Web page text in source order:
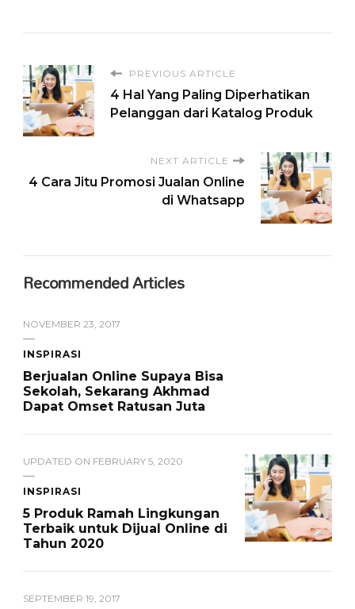
PREVIOUS ARTICLE
4 Hal Yang Paling Diperhatikan
Pelanggan dari Katalog Produk
NEXT ARTICLE
4 Cara Jitu Promosi Jualan Online
di Whatsapp
Recommended Articles
NOVEMBER 23, 2017
INSPIRASI
Berjualan Online Supaya Bisa
Sekolah, Sekarang Akhmad
Dapat Omset Ratusan Juta
UPDATED ON FEBRUARY 5, 2020
INSPIRASI
5 Produk Ramah Lingkungan
Terbaik untuk Dijual Online di
Tahun 2020
SEPTEMBER 19, 2017